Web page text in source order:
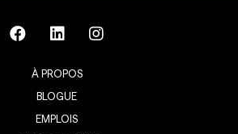
À PROPOS
BLOGUE
EMPLOIS